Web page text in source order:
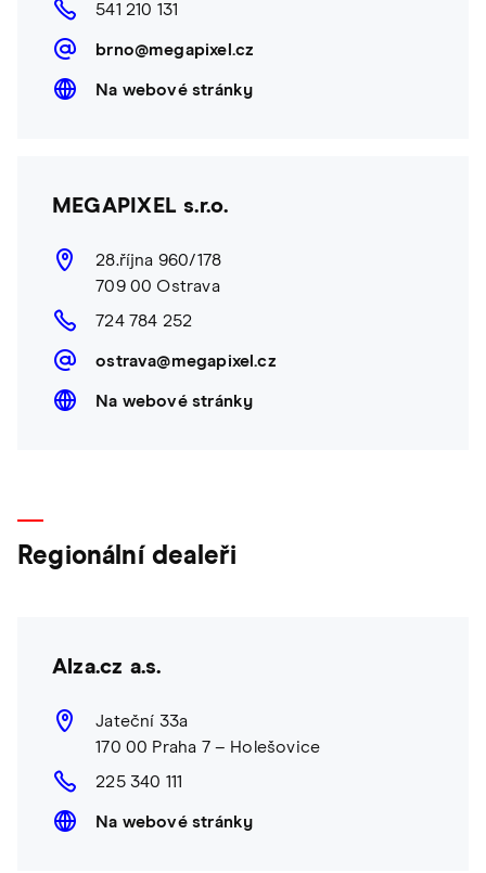
541 210 131
brno@megapixel.cz
Na webové stránky
MEGAPIXEL s.r.o.
28.října 960/178
709 00 Ostrava
724 784 252
ostrava@megapixel.cz
Na webové stránky
Regionální dealeři
Alza.cz a.s.
Jateční 33a
170 00 Praha 7 – Holešovice
225 340 111
Na webové stránky